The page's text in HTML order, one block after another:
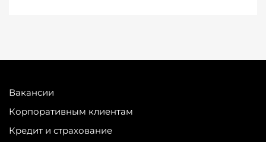
Вакансии
Корпоративным клиентам
Кредит и страхование